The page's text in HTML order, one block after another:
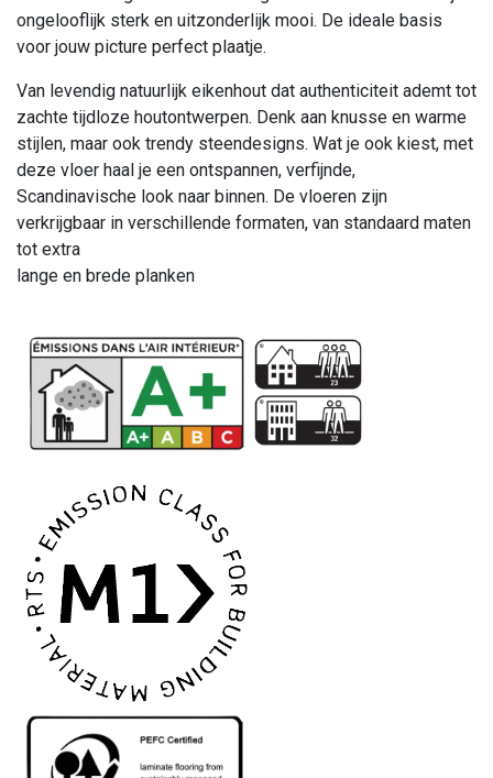
ongelooflijk sterk en uitzonderlijk mooi. De ideale basis
voor jouw picture perfect plaatje.
Van levendig natuurlijk eikenhout dat authenticiteit ademt tot
zachte tijdloze houtontwerpen. Denk aan knusse en warme
stijlen, maar ook trendy steendesigns. Wat je ook kiest, met
deze vloer haal je een ontspannen, verfijnde,
Scandinavische look naar binnen. De vloeren zijn
verkrijgbaar in verschillende formaten, van standaard maten
tot extra
lange en brede planken